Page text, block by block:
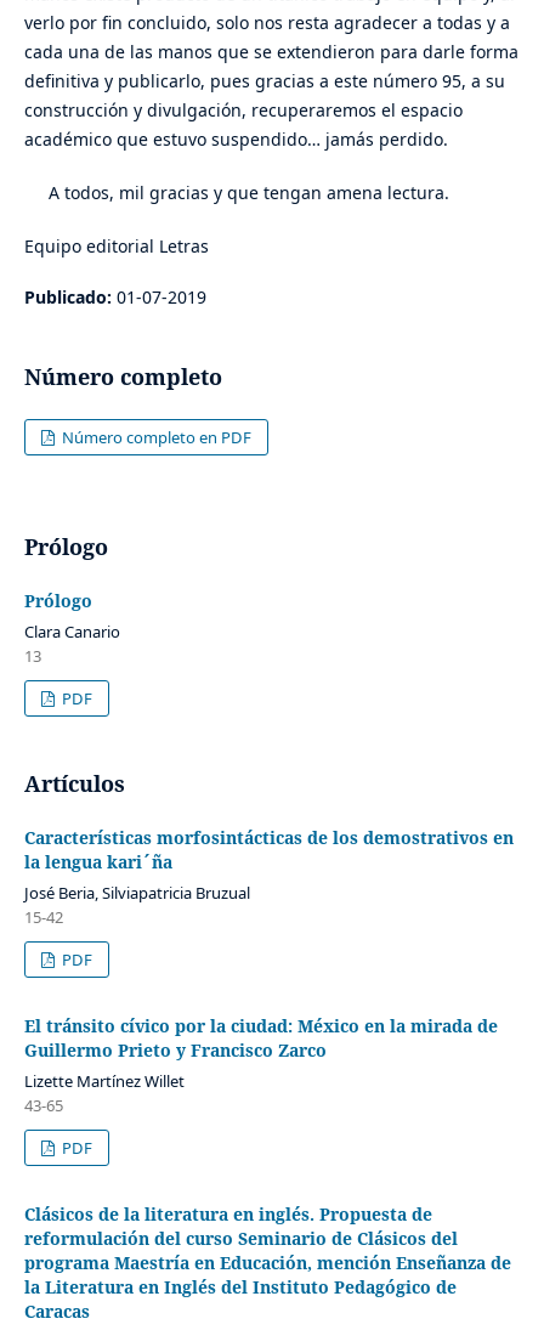
verlo por fin concluido, solo nos resta agradecer a todas y a
cada una de las manos que se extendieron para darle forma
definitiva y publicarlo, pues gracias a este número 95, a su
construcción y divulgación, recuperaremos el espacio
académico que estuvo suspendido… jamás perdido.
A todos, mil gracias y que tengan amena lectura.
Equipo editorial Letras
Publicado: 01-07-2019
Número completo
Número completo en PDF
Prólogo
Prólogo
Clara Canario
13
PDF
Artículos
Características morfosintácticas de los demostrativos en
la lengua kari´ña
José Beria, Silviapatricia Bruzual
15-42
PDF
El tránsito cívico por la ciudad: México en la mirada de
Guillermo Prieto y Francisco Zarco
Lizette Martínez Willet
43-65
PDF
Clásicos de la literatura en inglés. Propuesta de
reformulación del curso Seminario de Clásicos del
programa Maestría en Educación, mención Enseñanza de
la Literatura en Inglés del Instituto Pedagógico de
Caracas